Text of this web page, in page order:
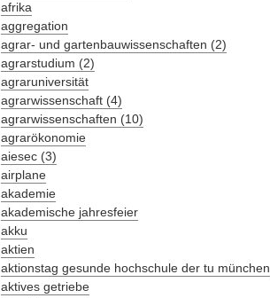
afrika
aggregation
agrar- und gartenbauwissenschaften (2)
agrarstudium (2)
agraruniversität
agrarwissenschaft (4)
agrarwissenschaften (10)
agrarökonomie
aiesec (3)
airplane
akademie
akademische jahresfeier
akku
aktien
aktionstag gesunde hochschule der tu münchen
aktives getriebe